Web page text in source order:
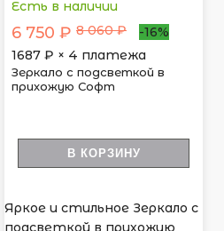
Есть в наличии
6 750 ₽ 8 060 ₽
-16%
1687 ₽ × 4 платежа
Зеркало с подсветкой в
прихожую Софт
В КОРЗИНУ
Яркое и стильное Зеркало с
подсветкой в прихожую